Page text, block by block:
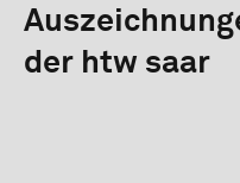
der htw saar